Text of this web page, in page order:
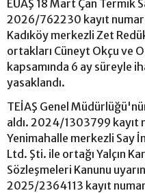
EÜAŞ 18 Mart Çan
2026/762230 kayıt
Kadıköy merkezli Zet
ortakları Cüneyt Okçu ve
kapsamında 6 ay süreyle
yasaklandı.
TEİAŞ Genel
aldı. 2024/1303799 kayıt
Yenimahalle merkezli Say
Ltd. Şti. ile ortağı Yalçın
Sözleşmeleri Kanunu
2025/2364113 kayıt